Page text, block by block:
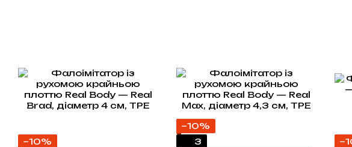
−10%
−10%
3